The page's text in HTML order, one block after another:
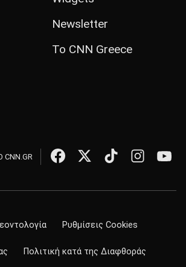
Newsletter
Το CNN Greece
Ρυθμίσεις Cookies
Πολιτική κατά της Διαφθοράς